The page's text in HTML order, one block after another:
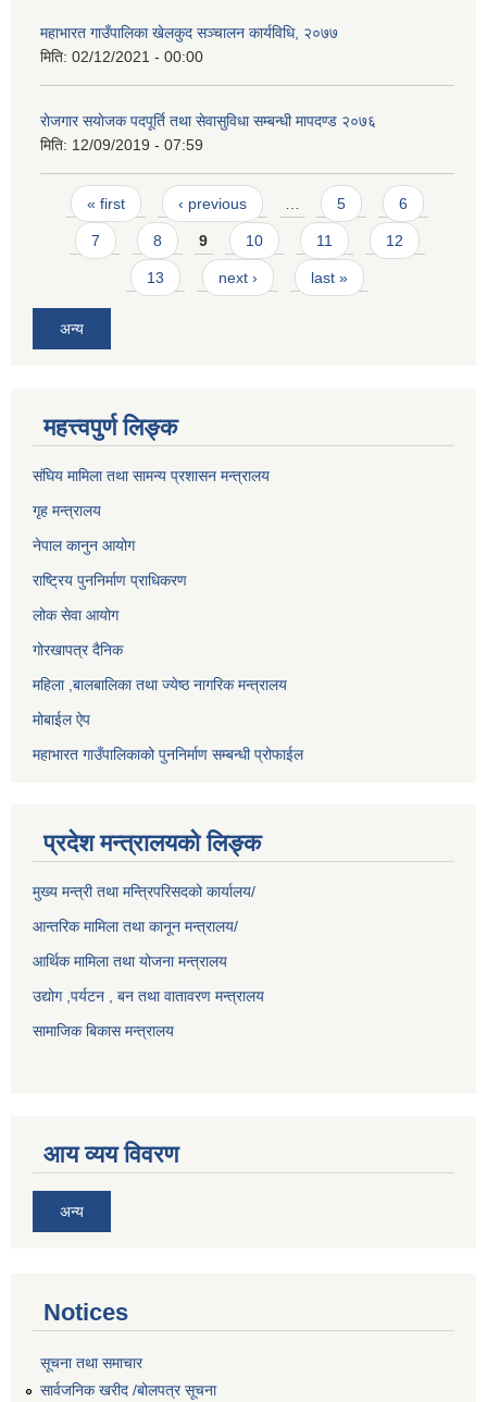
महाभारत गाउँपालिका खेलकुद सञ्चालन कार्यविधि, २०७७
मिति: 02/12/2021 - 00:00
राेजगार स‌याेजक पदपूर्ति तथा सेवासुविधा सम्बन्धी मापदण्ड २०७६
मिति: 12/09/2019 - 07:59
Pages
« first ‹ previous 5 6
7 8 9 10 11 12
13 next › last »
अन्य
महत्त्वपुर्ण लिङ्क
संघिय मामिला तथा सामन्य प्रशासन मन्त्रालय
गृह मन्त्रालय
नेपाल कानुन आयोग
राष्ट्रिय पुननिर्माण प्राधिकरण
लोक सेवा आयोग
गोरखापत्र दैनिक
महिला ,बालबालिका तथा ज्येष्ठ नागरिक मन्त्रालय
मोबाईल ऐप
महाभारत गाउँपालिकाको पुननिर्माण सम्बन्धी प्रोफाईल
प्रदेश मन्त्रालयको लिङ्क
मुख्य मन्त्री तथा मन्त्रिपरिसदको कार्यालय/
आन्तरिक मामिला तथा कानून मन्त्रालय/
आर्थिक मामिला तथा योजना मन्त्रालय
उद्योग ,पर्यटन , बन तथा वातावरण मन्त्रालय
सामाजिक बिकास मन्त्रालय
आय व्यय विवरण
अन्य
Notices
सूचना तथा समाचार
सार्वजनिक खरीद /बोलपत्र सूचना